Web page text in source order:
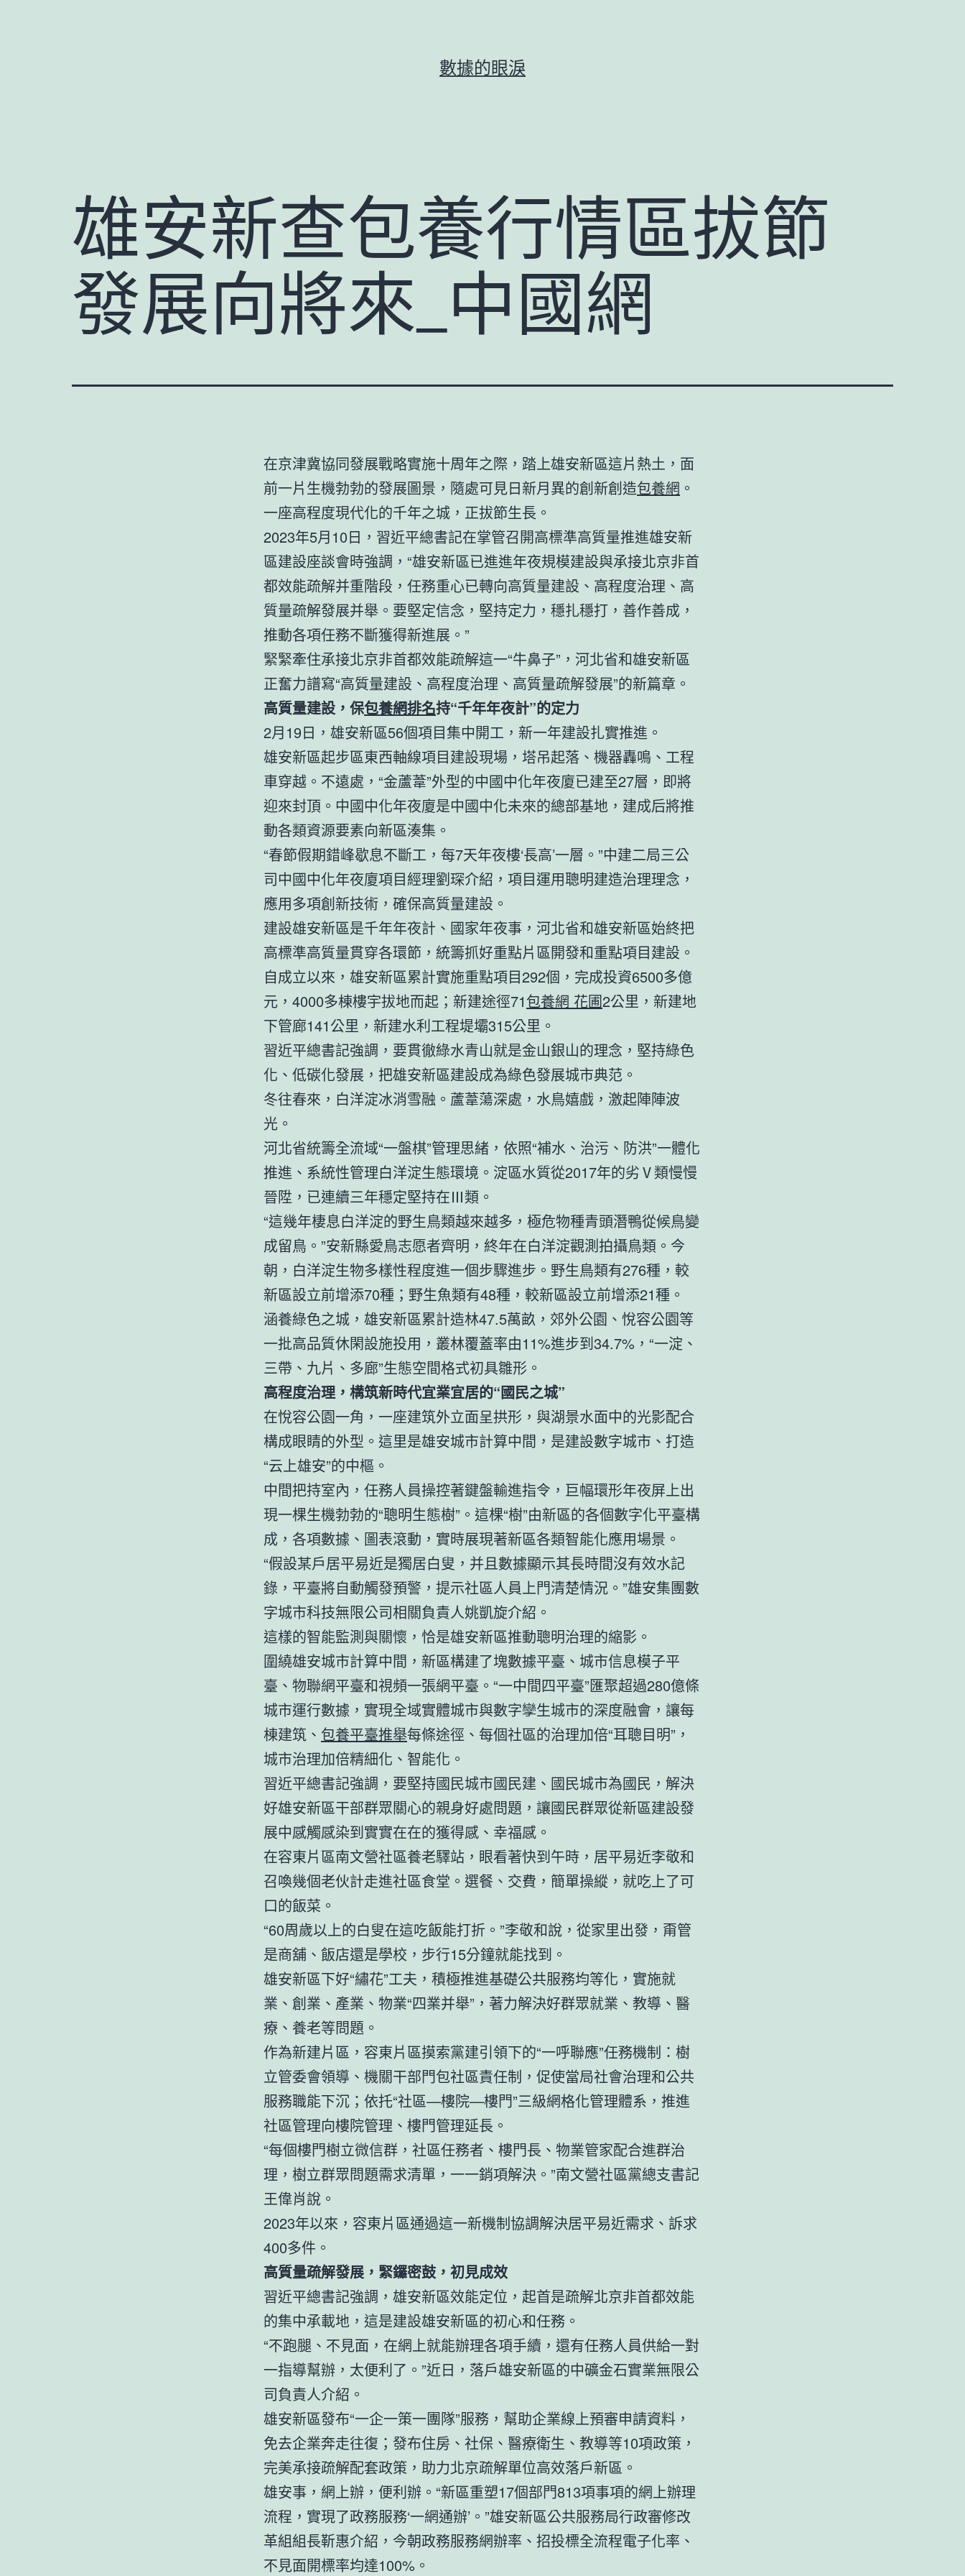
數據的眼淚
雄安新查包養行情區拔節
發展向將來_中國網
在京津冀協同發展戰略實施十周年之際，踏上雄安新區這片熱土，面
前一片生機勃勃的發展圖景，隨處可見日新月異的創新創造包養網 。
一座高程度現代化的千年之城，正拔節生長。
2023年5月10日，習近平總書記在掌管召開高標準高質量推進雄安新
區建設座談會時強調，“雄安新區已進進年夜規模建設與承接北京非首
都效能疏解并重階段，任務重心已轉向高質量建設、高程度治理、高
質量疏解發展并舉。要堅定信念，堅持定力，穩扎穩打，善作善成，
推動各項任務不斷獲得新進展。”
緊緊牽住承接北京非首都效能疏解這一“牛鼻子”，河北省和雄安新區
正奮力譜寫“高質量建設、高程度治理、高質量疏解發展”的新篇章。
高質量建設，保包養網排名持“千年年夜計”的定力
2月19日，雄安新區56個項目集中開工，新一年建設扎實推進。
雄安新區起步區東西軸線項目建設現場，塔吊起落、機器轟鳴、工程
車穿越。不遠處，“金蘆葦”外型的中國中化年夜廈已建至27層，即將
迎來封頂。中國中化年夜廈是中國中化未來的總部基地，建成后將推
動各類資源要素向新區湊集。
“春節假期錯峰歇息不斷工，每7天年夜樓‘長高’一層。”中建二局三公
司中國中化年夜廈項目經理劉琛介紹，項目運用聰明建造治理理念，
應用多項創新技術，確保高質量建設。
建設雄安新區是千年年夜計、國家年夜事，河北省和雄安新區始終把
高標準高質量貫穿各環節，統籌抓好重點片區開發和重點項目建設。
自成立以來，雄安新區累計實施重點項目292個，完成投資6500多億
元，4000多棟樓宇拔地而起；新建途徑71包養網 花圃2公里，新建地
下管廊141公里，新建水利工程堤壩315公里。
習近平總書記強調，要貫徹綠水青山就是金山銀山的理念，堅持綠色
化、低碳化發展，把雄安新區建設成為綠色發展城市典范。
冬往春來，白洋淀冰消雪融。蘆葦蕩深處，水鳥嬉戲，激起陣陣波
光。
河北省統籌全流域“一盤棋”管理思緒，依照“補水、治污、防洪”一體化
推進、系統性管理白洋淀生態環境。淀區水質從2017年的劣Ⅴ類慢慢
晉陞，已連續三年穩定堅持在Ⅲ類。
“這幾年棲息白洋淀的野生鳥類越來越多，極危物種青頭潛鴨從候鳥變
成留鳥。”安新縣愛鳥志愿者齊明，終年在白洋淀觀測拍攝鳥類。今
朝，白洋淀生物多樣性程度進一個步驟進步。野生鳥類有276種，較
新區設立前增添70種；野生魚類有48種，較新區設立前增添21種。
涵養綠色之城，雄安新區累計造林47.5萬畝，郊外公園、悅容公園等
一批高品質休閑設施投用，叢林覆蓋率由11%進步到34.7%，“一淀、
三帶、九片、多廊”生態空間格式初具雛形。
高程度治理，構筑新時代宜業宜居的“國民之城”
在悅容公園一角，一座建筑外立面呈拱形，與湖景水面中的光影配合
構成眼睛的外型。這里是雄安城市計算中間，是建設數字城市、打造
“云上雄安”的中樞。
中間把持室內，任務人員操控著鍵盤輸進指令，巨幅環形年夜屏上出
現一棵生機勃勃的“聰明生態樹”。這棵“樹”由新區的各個數字化平臺構
成，各項數據、圖表滾動，實時展現著新區各類智能化應用場景。
“假設某戶居平易近是獨居白叟，并且數據顯示其長時間沒有效水記
錄，平臺將自動觸發預警，提示社區人員上門清楚情況。”雄安集團數
字城市科技無限公司相關負責人姚凱旋介紹。
這樣的智能監測與關懷，恰是雄安新區推動聰明治理的縮影。
圍繞雄安城市計算中間，新區構建了塊數據平臺、城市信息模子平
臺、物聯網平臺和視頻一張網平臺。“一中間四平臺”匯聚超過280億條
城市運行數據，實現全域實體城市與數字孿生城市的深度融會，讓每
棟建筑、 包養平臺推舉每條途徑、每個社區的治理加倍“耳聰目明”，
城市治理加倍精細化、智能化。
習近平總書記強調，要堅持國民城市國民建、國民城市為國民，解決
好雄安新區干部群眾關心的親身好處問題，讓國民群眾從新區建設發
展中感觸感染到實實在在的獲得感、幸福感。
在容東片區南文營社區養老驛站，眼看著快到午時，居平易近李敬和
召喚幾個老伙計走進社區食堂。選餐、交費，簡單操縱，就吃上了可
口的飯菜。
“60周歲以上的白叟在這吃飯能打折。”李敬和說，從家里出發，甭管
是商舖、飯店還是學校，步行15分鐘就能找到。
雄安新區下好“繡花”工夫，積極推進基礎公共服務均等化，實施就
業、創業、產業、物業“四業并舉”，著力解決好群眾就業、教導、醫
療、養老等問題。
作為新建片區，容東片區摸索黨建引領下的“一呼聯應”任務機制：樹
立管委會領導、機關干部門包社區責任制，促使當局社會治理和公共
服務職能下沉；依托“社區—樓院—樓門”三級網格化管理體系，推進
社區管理向樓院管理、樓門管理延長。
“每個樓門樹立微信群，社區任務者、樓門長、物業管家配合進群治
理，樹立群眾問題需求清單，一一銷項解決。”南文營社區黨總支書記
王偉肖說。
2023年以來，容東片區通過這一新機制協調解決居平易近需求、訴求
400多件。
高質量疏解發展，緊鑼密鼓，初見成效
習近平總書記強調，雄安新區效能定位，起首是疏解北京非首都效能
的集中承載地，這是建設雄安新區的初心和任務。
“不跑腿、不見面，在網上就能辦理各項手續，還有任務人員供給一對
一指導幫辦，太便利了。”近日，落戶雄安新區的中礦金石實業無限公
司負責人介紹。
雄安新區發布“一企一策一團隊”服務，幫助企業線上預審申請資料，
免去企業奔走往復；發布住房、社保、醫療衛生、教導等10項政策，
完美承接疏解配套政策，助力北京疏解單位高效落戶新區。
雄安事，網上辦，便利辦。“新區重塑17個部門813項事項的網上辦理
流程，實現了政務服務‘一網通辦’。”雄安新區公共服務局行政審修改
革組組長靳惠介紹，今朝政務服務網辦率、招投標全流程電子化率、
不見面開標率均達100%。